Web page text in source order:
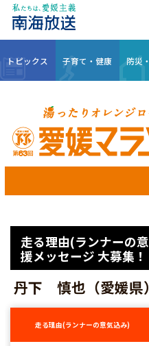
トピックス 子育て・健康 防災
走る理由(ランナーの
援メッセージ 大募集！
丹下 慎也（愛媛県
走る理由(ランナーの意気込み)